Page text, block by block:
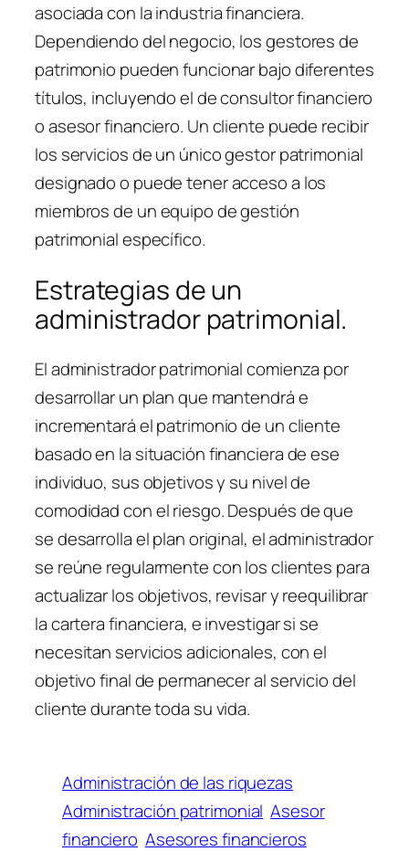
asociada con la industria financiera.
Dependiendo del negocio, los gestores de
patrimonio pueden funcionar bajo diferentes
títulos, incluyendo el de consultor financiero
o asesor financiero. Un cliente puede recibir
los servicios de un único gestor patrimonial
designado o puede tener acceso a los
miembros de un equipo de gestión
patrimonial específico.
Estrategias de un
administrador patrimonial.
El administrador patrimonial comienza por
desarrollar un plan que mantendrá e
incrementará el patrimonio de un cliente
basado en la situación financiera de ese
individuo, sus objetivos y su nivel de
comodidad con el riesgo. Después de que
se desarrolla el plan original, el administrador
se reúne regularmente con los clientes para
actualizar los objetivos, revisar y reequilibrar
la cartera financiera, e investigar si se
necesitan servicios adicionales, con el
objetivo final de permanecer al servicio del
cliente durante toda su vida.
Administración de las riquezas
Administración patrimonial Asesor
financiero Asesores financieros